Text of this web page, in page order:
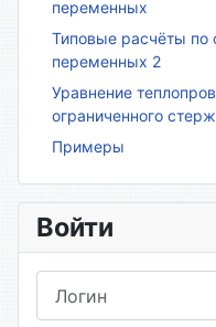
переменных
Типовые расчёты по
переменных 2
Уравнение
ограниченного
Примеры
Войти